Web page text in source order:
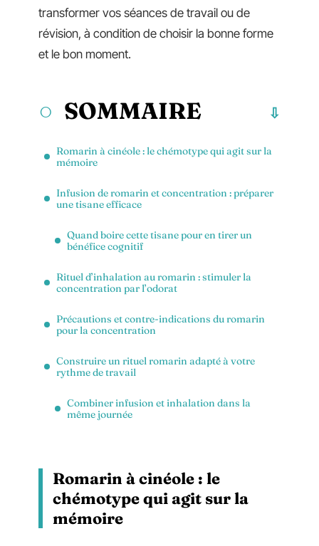
transformer vos séances de travail ou de
révision, à condition de choisir la bonne forme
et le bon moment.
SOMMAIRE
Romarin à cinéole : le chémotype qui agit sur la
mémoire
Infusion de romarin et concentration : préparer
une tisane efficace
Quand boire cette tisane pour en tirer un
bénéfice cognitif
Rituel d’inhalation au romarin : stimuler la
concentration par l’odorat
Précautions et contre-indications du romarin
pour la concentration
Construire un rituel romarin adapté à votre
rythme de travail
Combiner infusion et inhalation dans la
même journée
Romarin à cinéole : le
chémotype qui agit sur la
mémoire